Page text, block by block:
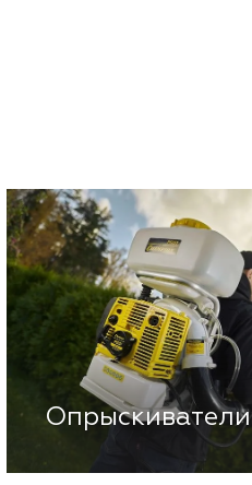
Опрыскиватели